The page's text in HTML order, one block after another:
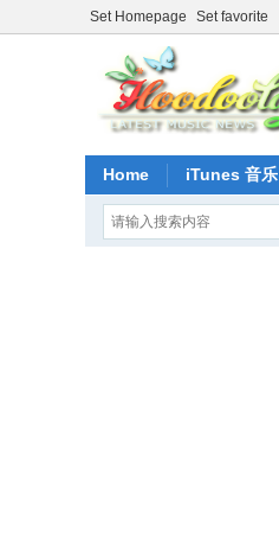
Set Homepage Set favorite
Home iTunes 音乐